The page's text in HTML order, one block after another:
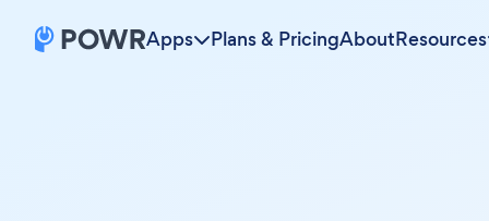
Apps Plans & PricingAboutResources